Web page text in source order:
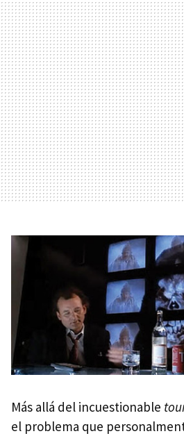
Más allá del incuestionable
el problema que